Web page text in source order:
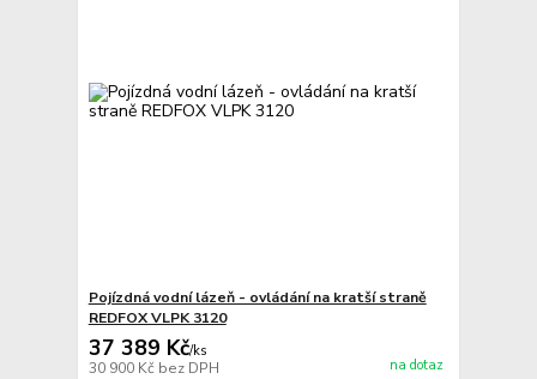
Pojízdná vodní lázeň - ovládání na kratší straně
REDFOX VLPK 3120
37 389 Kč/ks
30 900 Kč bez DPH na dotaz